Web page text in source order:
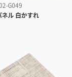
G049
ル 白かすれ